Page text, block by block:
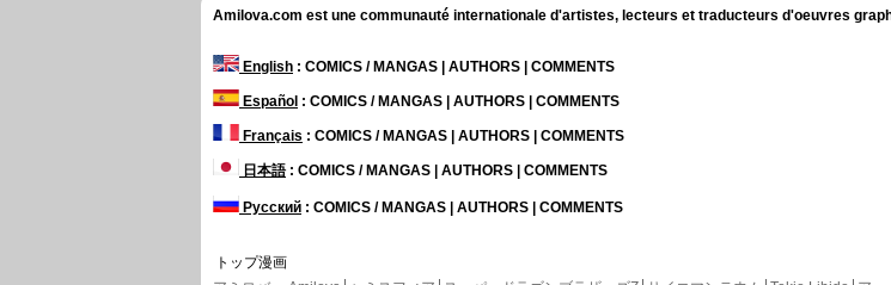
Amilova.com est une communauté internationale d'artistes, lecteurs et traducteurs d'oeuvres
English : COMICS / MANGAS | AUTHORS | COMMENTS
Español : COMICS / MANGAS | AUTHORS | COMMENTS
Français : COMICS / MANGAS | AUTHORS | COMMENTS
日本語: COMICS / MANGAS | AUTHORS | COMMENTS
Русский : COMICS / MANGAS | AUTHORS | COMMENTS
トップ漫画